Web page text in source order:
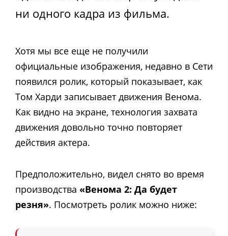
ни одного кадра из фильма.
Хотя мы все еще не получили
официальные изображения, недавно в Сети
появился ролик, который показывает, как
Том Харди записывает движения Венома.
Как видно на экране, технология захвата
движения довольно точно повторяет
действия актера.
Предположительно, видел снято во время
производства «Венома 2: Да будет
резня». Посмотреть ролик можно ниже: